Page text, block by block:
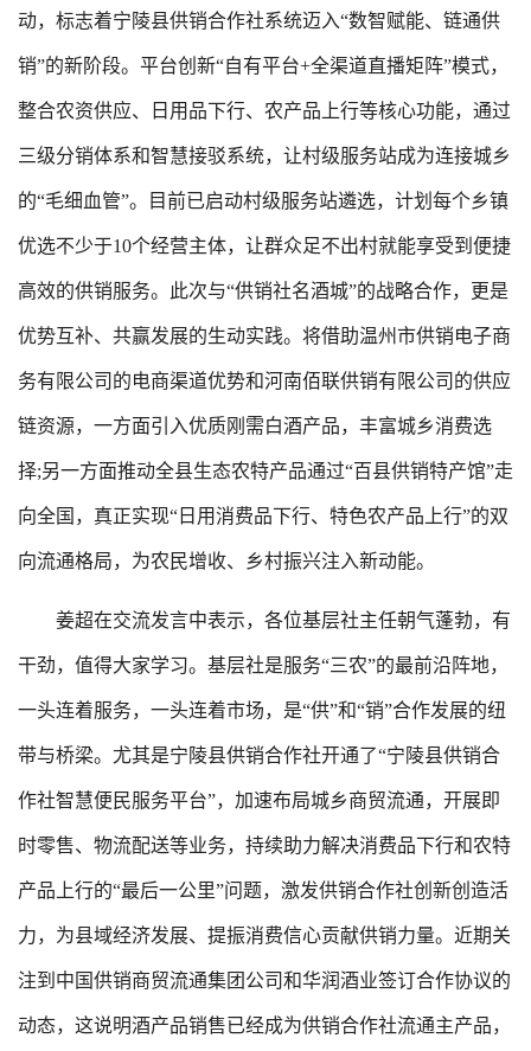
动，标志着宁陵县供销合作社系统迈入“数智赋能、链通供
销”的新阶段。平台创新“自有平台+全渠道直播矩阵”模式，
整合农资供应、日用品下行、农产品上行等核心功能，通过
三级分销体系和智慧接驳系统，让村级服务站成为连接城乡
的“毛细血管”。目前已启动村级服务站遴选，计划每个乡镇
优选不少于10个经营主体，让群众足不出村就能享受到便捷
高效的供销服务。此次与“供销社名酒城”的战略合作，更是
优势互补、共赢发展的生动实践。将借助温州市供销电子商
务有限公司的电商渠道优势和河南佰联供销有限公司的供应
链资源，一方面引入优质刚需白酒产品，丰富城乡消费选
择;另一方面推动全县生态农特产品通过“百县供销特产馆”走
向全国，真正实现“日用消费品下行、特色农产品上行”的双
向流通格局，为农民增收、乡村振兴注入新动能。
姜超在交流发言中表示，各位基层社主任朝气蓬勃，有
干劲，值得大家学习。基层社是服务“三农”的最前沿阵地，
一头连着服务，一头连着市场，是“供”和“销”合作发展的纽
带与桥梁。尤其是宁陵县供销合作社开通了“宁陵县供销合
作社智慧便民服务平台”，加速布局城乡商贸流通，开展即
时零售、物流配送等业务，持续助力解决消费品下行和农特
产品上行的“最后一公里”问题，激发供销合作社创新创造活
力，为县域经济发展、提振消费信心贡献供销力量。近期关
注到中国供销商贸流通集团公司和华润酒业签订合作协议的
动态，这说明酒产品销售已经成为供销合作社流通主产品，